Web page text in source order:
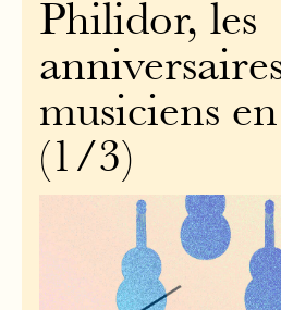
Philidor, les
musiciens
(1/3)